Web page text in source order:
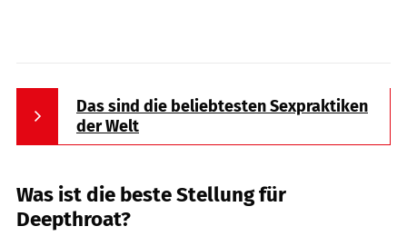
Das sind die beliebtesten Sexpraktiken
der Welt
Was istdie beste Stellung für
Deepthroat?